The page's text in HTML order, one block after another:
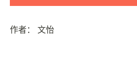
作者： 文怡